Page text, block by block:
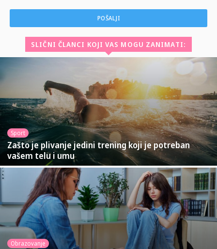
SLIČNI ČLANCI KOJI VAS MOGU ZANIMATI:
Sport
Zašto je plivanje jedini trening koji je potreban
vašem telu i umu
Obrazovanje